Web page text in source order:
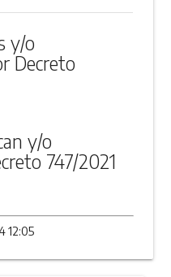
y/o
Decreto
y/o
747/2021
12:05